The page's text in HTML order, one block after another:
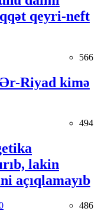
qeyri-neft
566
Riyad kimə
494
lakin
açıqlamayıb
486